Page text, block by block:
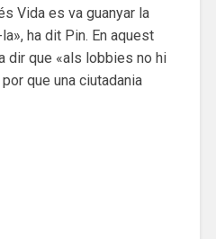
Vida es va guanyar la
ha dit Pin. En aquest
dir que «als lobbies no hi
que una ciutadania